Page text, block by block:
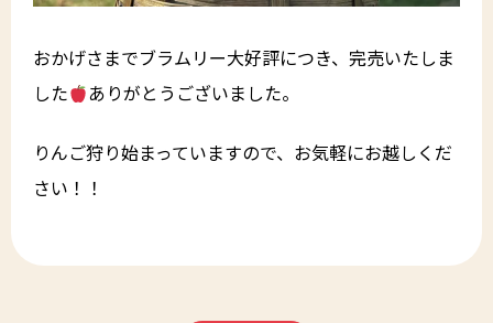
おかげさまでブラムリー大好評につき、完売いたしま
した
ありがとうございました。
りんご狩り始まっていますので、お気軽にお越しくだ
さい！！